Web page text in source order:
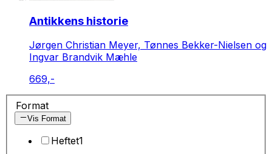
Antikkens historie
Jørgen Christian Meyer, Tønnes Bekker-Nielsen og
Ingvar Brandvik Mæhle
669,-
Format
Vis Format
Heftet1